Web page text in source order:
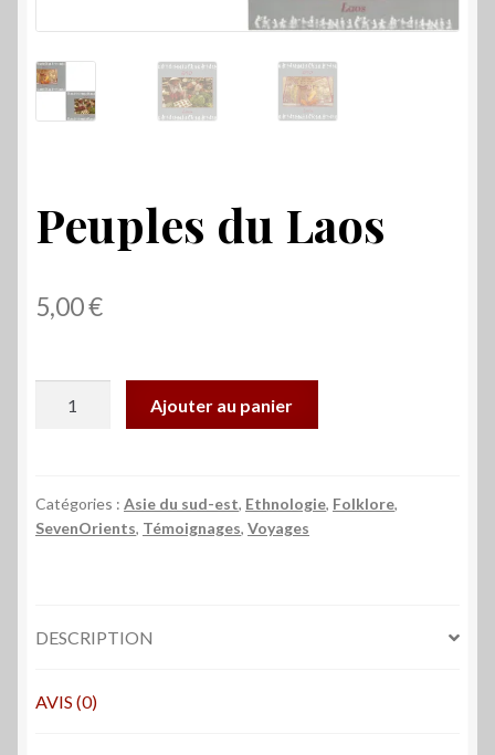
Peuples du Laos
5,00€
Laos
Ajouter au panier
Catégories : Asie du sud-est, Ethnologie, Folklore,
SevenOrients, Témoignages, Voyages
DESCRIPTION
AVIS (0)